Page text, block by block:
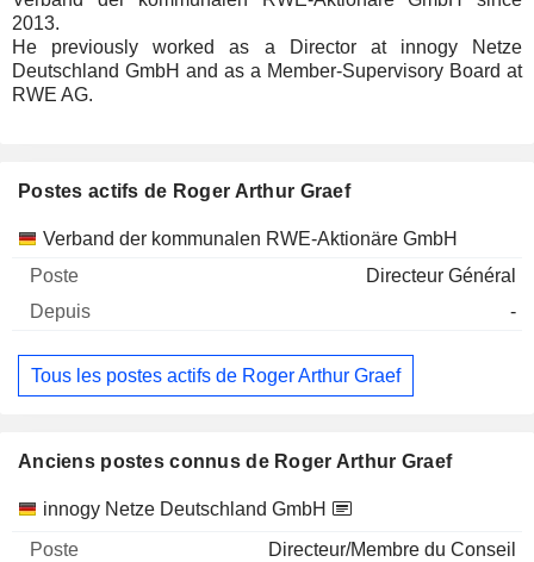
2013.
He previously worked as a Director at innogy Netze
Deutschland GmbH and as a Member-Supervisory Board at
RWE AG.
Postes actifs de Roger Arthur Graef
Sociétés Poste Début
Verband der kommunalen RWE-Aktionäre GmbH
Directeur Général
-
Tous les postes actifs de Roger Arthur Graef
Anciens postes connus de Roger Arthur Graef
Sociétés Poste Fin
innogy Netze Deutschland GmbH
Directeur/Membre du Conseil